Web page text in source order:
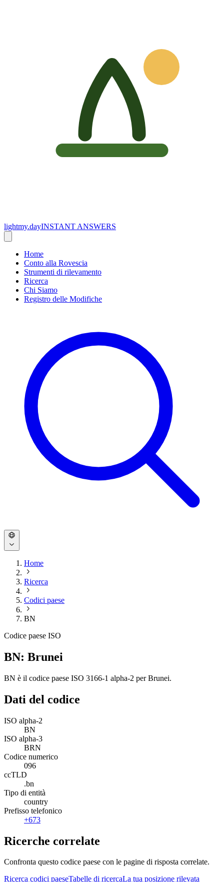
lightmy.dayINSTANT ANSWERS
Home
Conto alla Rovescia
Strumenti di rilevamento
Ricerca
Chi Siamo
Registro delle Modifiche
Home
Ricerca
Codici paese
BN
Codice paese ISO
BN: Brunei
BN è il codice paese ISO 3166-1 alpha-2 per Brunei.
Dati del codice
ISO alpha-2
BN
ISO alpha-3
BRN
Codice numerico
096
ccTLD
.bn
Tipo di entità
country
Prefisso telefonico
+673
Ricerche correlate
Confronta questo codice paese con le pagine di risposta correlate.
Ricerca codici paeseTabelle di ricercaLa tua posizione rilevata